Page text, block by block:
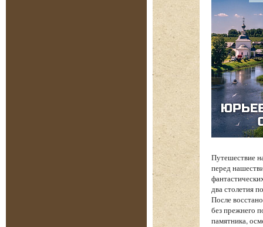
Путешествие
перед
два столетия
После
без прежнего
памятника,